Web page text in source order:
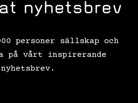
nyhetsbrev
personer sällskap och
på vårt inspirerande
nyhetsbrev.